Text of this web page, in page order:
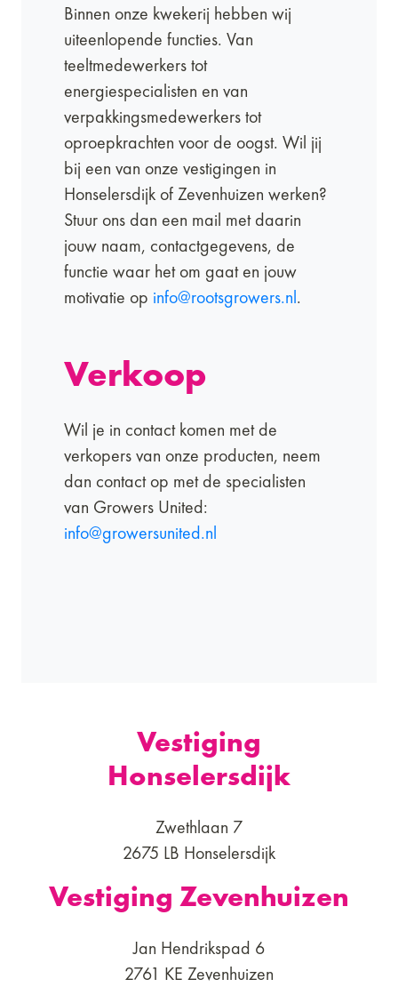
Binnen onze kwekerij hebben wij
uiteenlopende functies. Van
teeltmedewerkers tot
energiespecialisten en van
verpakkingsmedewerkers tot
oproepkrachten voor de oogst. Wil jij
bij een van onze vestigingen in
Honselersdijk of Zevenhuizen werken?
Stuur ons dan een mail met daarin
jouw naam, contactgegevens, de
functie waar het om gaat en jouw
motivatie op info@rootsgrowers.nl.
Verkoop
Wil je in contact komen met de
verkopers van onze producten, neem
dan contact op met de specialisten
van Growers United:
info@growersunited.nl
Vestiging
Honselersdijk
Zwethlaan 7
2675 LB Honselersdijk
Vestiging Zevenhuizen
Jan Hendrikspad 6
2761 KE Zevenhuizen